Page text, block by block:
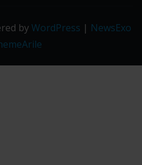
byWordPress | NewsExo